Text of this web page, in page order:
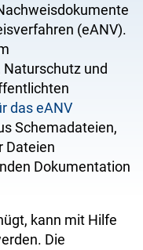
(eANV).
und
das eANV
Schemadateien,
Dateien
Dokumentation
kann mit Hilfe
Die